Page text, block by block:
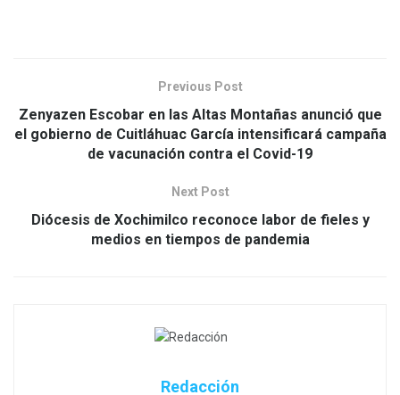
Previous Post
Zenyazen Escobar en las Altas Montañas anunció que
el gobierno de Cuitláhuac García intensificará campaña
de vacunación contra el Covid-19
Next Post
Diócesis de Xochimilco reconoce labor de fieles y
medios en tiempos de pandemia
Redacción